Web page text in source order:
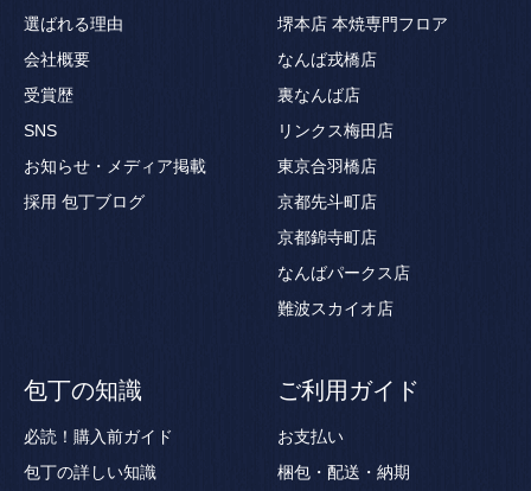
選ばれる理由
会社概要
受賞歴
SNS
お知らせ・メディア掲載
採用 包丁ブログ
堺本店 本焼専門フロア
なんば戎橋店
裏なんば店
リンクス梅田店
東京合羽橋店
京都先斗町店
京都錦寺町店
なんばパークス店
難波スカイオ店
包丁の知識
必読！購入前ガイド
包丁の詳しい知識
ご利用ガイド
お支払い
梱包・配送・納期